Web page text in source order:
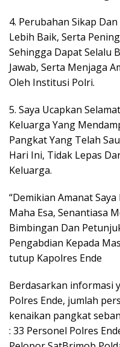
4. Perubahan Sikap
Lebih Baik, Serta
Sehingga Dapat Selalu
Jawab, Serta Menjaga
Oleh Institusi Polri.
5. Saya Ucapkan
Keluarga Yang
Pangkat Yang Telah
Hari Ini, Tidak Lepas
Keluarga.
“Demikian Amanat
Maha Esa, Senantiasa
Bimbingan Dan
Pengabdian Kepada
tutup Kapolres Ende
Berdasarkan informasi
Polres Ende, jumlah
kenaikan pangkat
: 33 Personel Polres